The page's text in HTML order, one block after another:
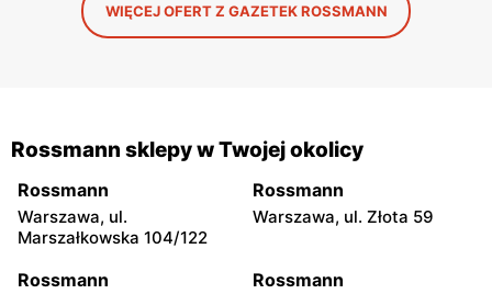
WIĘCEJ OFERT Z GAZETEK ROSSMANN
Rossmann sklepy w Twojej okolicy
Rossmann
Warszawa, ul.
Marszałkowska 104/122
Rossmann
Warszawa, ul. Złota 59
Rossmann Rossmann